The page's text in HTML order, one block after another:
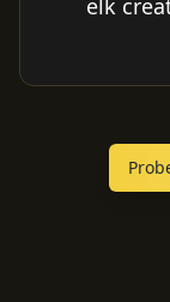
elk